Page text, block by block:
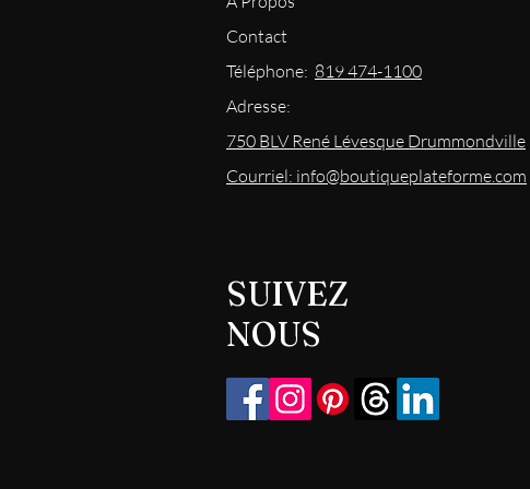
Contact
Téléphone: 819 474-1100
Adresse:
750 BLV René Lévesque Drummondville
Courriel: info@boutiqueplateforme.com
SUIVEZ
NOUS